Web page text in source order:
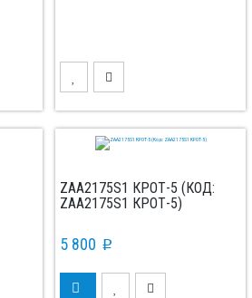
ZAA2175S1 КРОТ-5 (КОД:
ZAA2175S1 КРОТ-5)
5 800 p